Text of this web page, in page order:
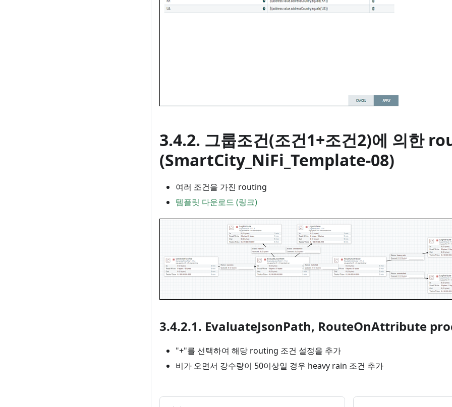
3.4.2. 그룹조건(조건1+조건2)에 의한
(SmartCity_NiFi_Template-08)
여러 조건을 가진 routing
템플릿 다운로드 (링크)
3.4.2.1. EvaluateJsonPath, RouteOnAttribute
"+"를 선택하여 해당 routing 조건 설정을 추가
비가 오면서 강수량이 50이상일 경우 heavy rain 조건 추가